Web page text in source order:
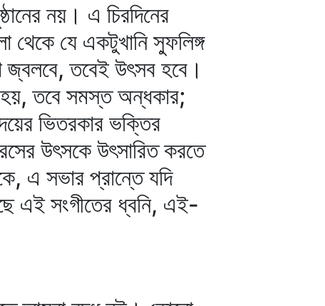
নয়। এ চিরদিনের
যে একটুখানি স্ফুলিঙ্গ
জ্বলবে, তবেই উৎসব হবে।
হয়, তবে সমস্ত অন্ধকার;
ভিতরকার ভক্তির
উৎসকে উৎসারিত করতে
এ সভার প্রান্তে যদি
এই সংগীতের ধ্বনি, এই-